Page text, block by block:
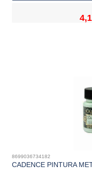
8699036734182
CADENCE PINTURA